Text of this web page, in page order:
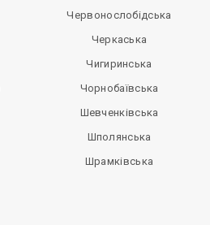
Червонослобідська
Черкаська
Чигиринська
Чорнобаївська
Шевченківська
Шполянська
Шрамківська